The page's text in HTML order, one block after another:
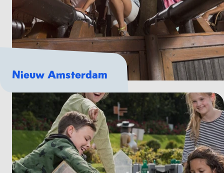
Nieuw Amsterdam